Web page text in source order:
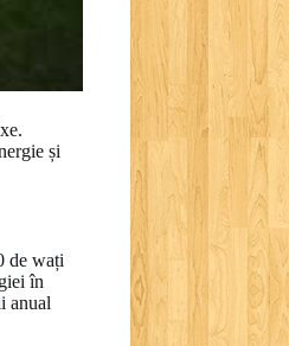
și
de wați
în
anual